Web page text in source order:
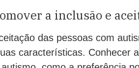
a inclusão e
das pessoas com
características. Conhecer